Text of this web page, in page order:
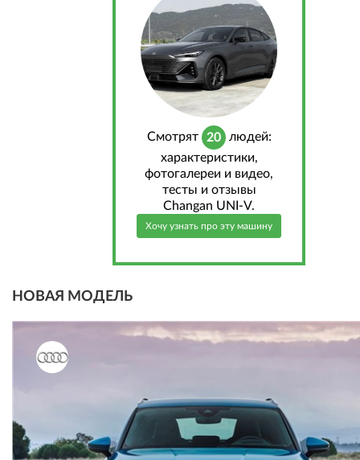
Cмотрят 20 людей:
характеристики,
фотогалереи и видео,
тесты и отзывы
Changan UNI-V.
Хочу узнать про эту машину
НОВАЯ МОДЕЛЬ